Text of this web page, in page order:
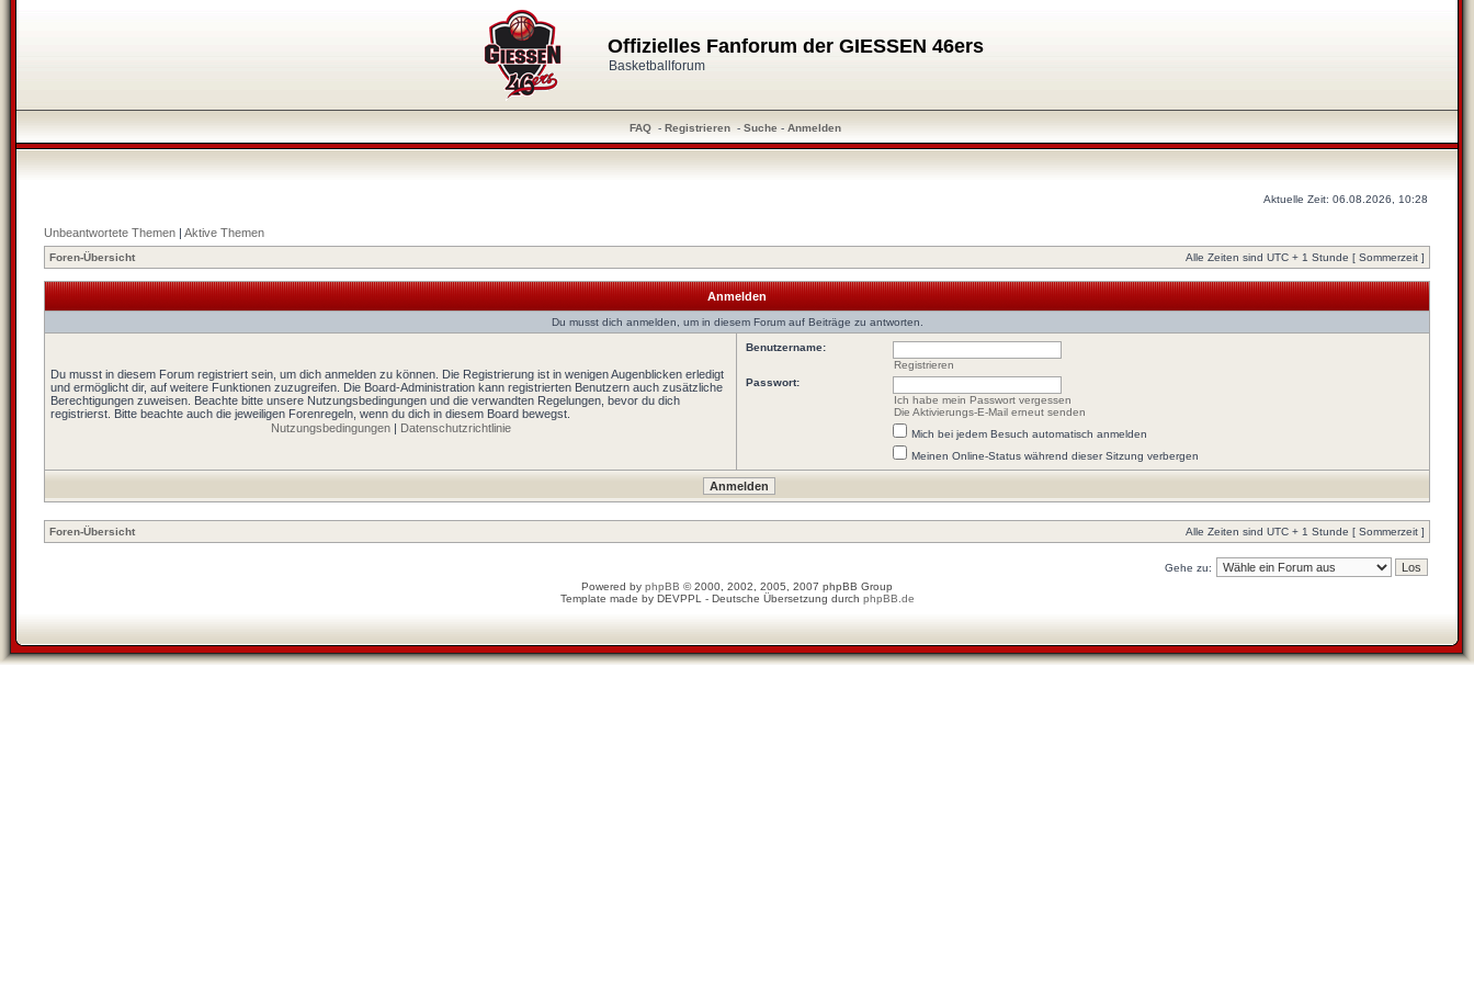
Offizielles Fanforum der GIESSEN 46ers
Basketballforum
FAQ - Registrieren - Suche - Anmelden
Aktuelle Zeit: 06.08.2026, 10:28
Unbeantwortete Themen | Aktive Themen
Foren-Übersicht Alle Zeiten sind UTC + 1 Stunde [ Sommerzeit ]
Anmelden
Du musst dich anmelden, um in diesem Forum auf Beiträge zu antworten.
Du musst in diesem Forum registriert sein, um dich anmelden zu können. Die Registrierung ist in wenigen Augenblicken erledigt
und ermöglicht dir, auf weitere Funktionen zuzugreifen. Die Board-Administration kann registrierten Benutzern auch zusätzliche
Berechtigungen zuweisen. Beachte bitte unsere Nutzungsbedingungen und die verwandten Regelungen, bevor du dich
registrierst. Bitte beachte auch die jeweiligen Forenregeln, wenn du dich in diesem Board bewegst.
Nutzungsbedingungen| Datenschutzrichtlinie
Benutzername:
Registrieren
Passwort:
Ich habe mein Passwort vergessen
Die Aktivierungs-E-Mail erneut senden
Mich bei jedem Besuch automatisch anmelden
Meinen Online-Status während dieser Sitzung verbergen
Foren-Übersicht Alle Zeiten sind UTC + 1 Stunde [ Sommerzeit ]
Gehe zu:
Powered by phpBB © 2000, 2002, 2005, 2007 phpBB Group
Template made by DEVPPL - Deutsche Übersetzung durch phpBB.de